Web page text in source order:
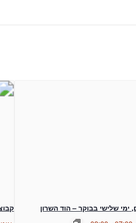
ימי שלישי בבוקר – הוד השרון